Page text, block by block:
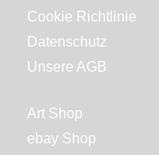
Cookie Richtlinie
Datenschutz
Unsere AGB
Art Shop
ebay Shop